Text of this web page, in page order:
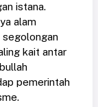
istana.
alam
segolongan
kait antar
pemerintah